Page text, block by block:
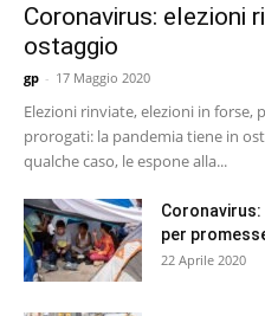
Coronavirus: elezioni
ostaggio
gp - 17 Maggio 2020
Elezioni rinviate, elezioni in
prorogati: la pandemia tiene in
qualche caso, le espone alla...
per
22 Aprile 2020